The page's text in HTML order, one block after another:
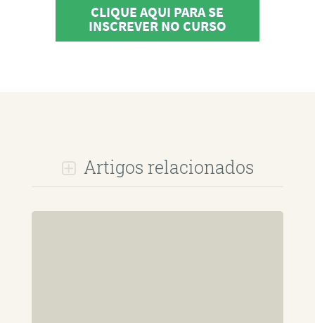
CLIQUE AQUI PARA SE
INSCREVER NO CURSO
Artigos relacionados